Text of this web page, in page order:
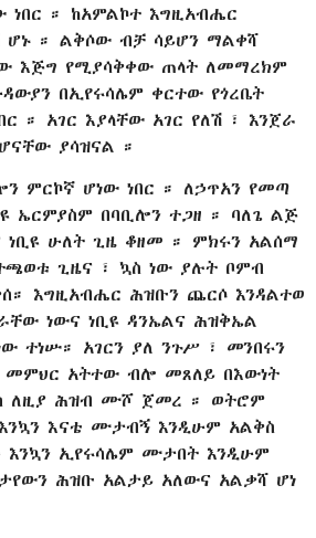
ነበር ። ከአምልኮተ እግዚአብሔር
ሆኑ ። ልቅሶው ብቻ ሳይሆን ማልቀሻ
እጅግ የሚያሳቅቀው ጠላት ለመማረክም
በኢየሩሳሌም ቀርተው የጎረቤት
። አገር እያላቸው አገር የለሽ ፣ እንጀራ
ያሳዝናል ።
ምርኮኛ ሆነው ነበር ። ለኃጥአን የመጣ
ኤርምያስም በባቢሎን ተጋዘ ። ባለጌ ልጅ
ሁለት ጊዜ ቆዘመ ። ምክሩን አልሰማ
ጊዜና ፣ ኳስ ነው ያሉት ቦምብ
እግዚአብሔር ሕዝቡን ጨርሶ እንዳልተወ
ነውና ነቢዩ ዳንኤልና ሕዝቅኤል
ተነሡ። አገርን ያለ ንጉሥ ፣ መንበሩን
መምህር አትተው ብሎ መጸለይ በእውነት
ለዚያ ሕዝብ ሙሾ ጀመረ ። ወትሮም
እናቴ ሙታብኝ እንዲሁም አልቅስ
እንኳን ኢየሩሳሌም ሙታበት እንዲሁም
ሕዝቡ አልታይ አለውና አልቃሻ ሆነ